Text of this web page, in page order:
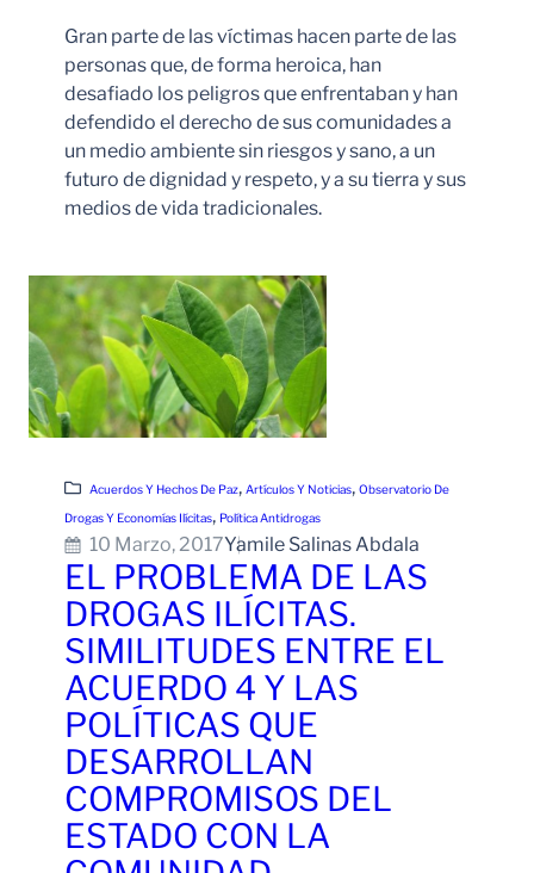
Gran parte de las víctimas hacen parte de las
personas que, de forma heroica, han
desafiado los peligros que enfrentaban y han
defendido el derecho de sus comunidades a
un medio ambiente sin riesgos y sano, a un
futuro de dignidad y respeto, y a su tierra y sus
medios de vida tradicionales.
Acuerdos Y Hechos De Paz, Artículos Y Noticias, Observatorio De
Drogas Y Economías Ilícitas, Política Antidrogas
10 Marzo, 2017Yamile Salinas Abdala
EL PROBLEMA DE LAS
DROGAS ILÍCITAS.
SIMILITUDES ENTRE EL
ACUERDO 4 Y LAS
POLÍTICAS QUE
DESARROLLAN
COMPROMISOS DEL
ESTADO CON LA